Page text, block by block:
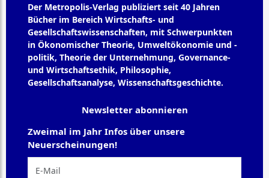
Der Metropolis-Verlag publiziert seit 40 Jahren
Bücher im Bereich Wirtschafts- und
Gesellschaftswissenschaften, mit Schwerpunkten
in Ökonomischer Theorie, Umweltökonomie und -
politik, Theorie der Unternehmung, Governance-
und Wirtschaftsethik, Philosophie,
Gesellschaftsanalyse, Wissenschaftsgeschichte.
Newsletter abonnieren
Zweimal im Jahr Infos über unsere
Neuerscheinungen!